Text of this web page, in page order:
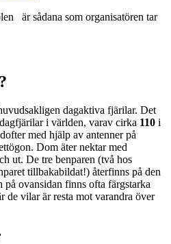
är sådana som organisatören tar
dagaktiva fjärilar. Det
i världen, varav cirka 110 i
med hjälp av antenner på
Dom äter nektar med
ut. De tre benparen (två hos
tillbakabildat!) återfinns på den
på ovansidan finns ofta färgstarka
de vilar är resta mot varandra över